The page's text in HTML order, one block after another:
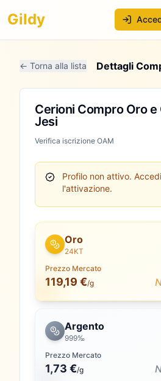
Gildy
← Torna alla lista Dettagli
Cerioni Compro Oro e
Jesi
Verifica iscrizione OAM
Profilo non attivo.
l'attivazione.
Oro
24KT
Prezzo Mercato
119,19 €/g
Argento
999‰
Prezzo Mercato
1,73 €/g